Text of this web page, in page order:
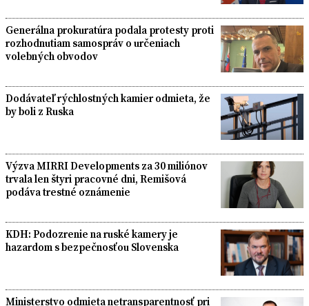
Generálna prokuratúra podala protesty proti
rozhodnutiam samospráv o určeniach
volebných obvodov
Dodávateľ rýchlostných kamier odmieta, že
by boli z Ruska
Výzva MIRRI Developments za 30 miliónov
trvala len štyri pracovné dni, Remišová
podáva trestné oznámenie
KDH: Podozrenie na ruské kamery je
hazardom s bezpečnosťou Slovenska
Ministerstvo odmieta netransparentnosť pri